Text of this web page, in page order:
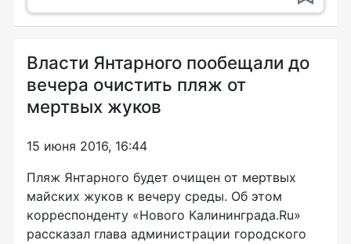
Власти Янтарного пообещали до
вечера очистить пляж от
мертвых жуков
15 июня 2016, 16:44
Пляж Янтарного будет очищен от мертвых
майских жуков к вечеру среды. Об этом
корреспонденту «Нового Калининграда.Ru»
рассказал глава администрации городского